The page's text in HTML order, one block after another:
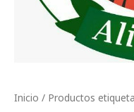
Inicio / Productos